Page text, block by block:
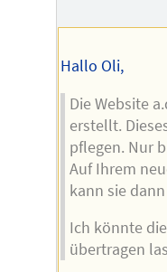
Hallo Oli,
Die Website
erstellt.
pflegen. Nur
Auf Ihrem
kann sie
Ich könnte
übertragen